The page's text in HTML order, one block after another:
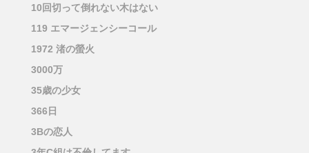
10回切って倒れない木はない
119 エマージェンシーコール
1972 渚の螢火
3000万
35歳の少女
366日
3Bの恋人